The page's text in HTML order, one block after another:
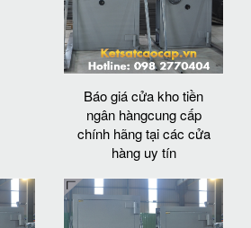
Báo giá cửa kho tiền
ngân hàngcung cấp
chính hãng tại các cửa
hàng uy tín